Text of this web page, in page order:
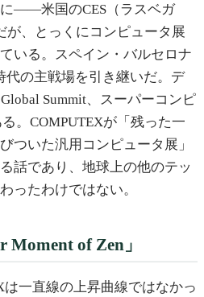
——米国のCES（ラスベガ
が、とっくにコンピュータ展
いる。スペイン・バルセロナ
代の主戦場を引き継いだ。デ
Summit、スーパーコンピ
。COMPUTEXが「残った一
ついた汎用コンピュータ展」
話であり、地球上の他のテッ
ったわけではない。
Moment of Zen」
は一直線の上昇曲線ではなかっ